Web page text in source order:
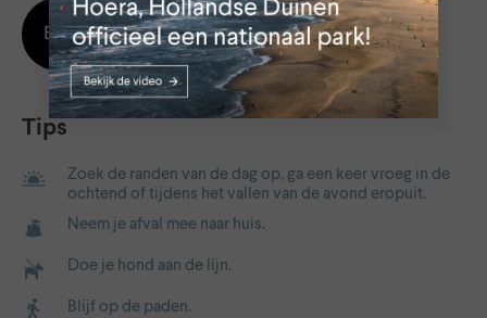
Bekijk alle tips
Tips
Zoek de randen van de dag op, ga een keer vroeg in de
ochtend of tijdens het vallen van de avond eropuit.
Neem je afval mee naar huis.
Doe je hond aan de lijn.
Blijf op de paden.